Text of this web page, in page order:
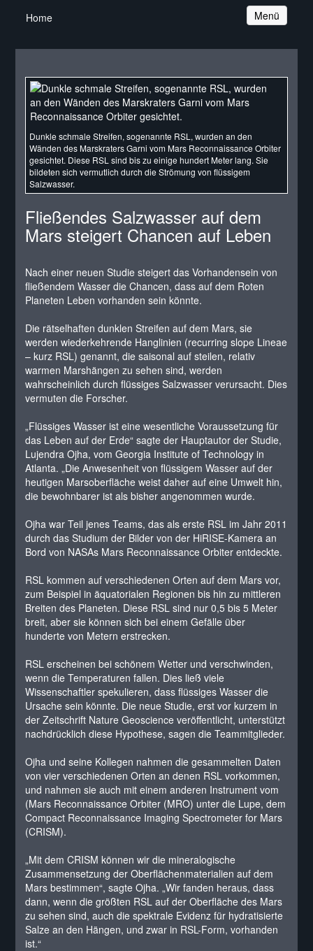
Navigation
Menü
Home
Dunkle schmale Streifen, sogenannte RSL, wurden an den
Wänden des Marskraters Garni vom Mars Reconnaissance Orbiter
gesichtet. Diese RSL sind bis zu einige hundert Meter lang. Sie
bildeten sich vermutlich durch die Strömung von flüssigem
Salzwasser.
Fließendes Salzwasser auf dem
Mars steigert Chancen auf Leben
Nach einer neuen Studie steigert das Vorhandensein von
fließendem Wasser die Chancen, dass auf dem Roten
Planeten Leben vorhanden sein könnte.
Die rätselhaften dunklen Streifen auf dem Mars, sie
werden wiederkehrende Hanglinien (recurring slope Lineae
– kurz RSL) genannt, die saisonal auf steilen, relativ
warmen Marshängen zu sehen sind, werden
wahrscheinlich durch flüssiges Salzwasser verursacht. Dies
vermuten die Forscher.
„Flüssiges Wasser ist eine wesentliche Voraussetzung für
das Leben auf der Erde“ sagte der Hauptautor der Studie,
Lujendra Ojha, vom Georgia Institute of Technology in
Atlanta. „Die Anwesenheit von flüssigem Wasser auf der
heutigen Marsoberfläche weist daher auf eine Umwelt hin,
die bewohnbarer ist als bisher angenommen wurde.
Ojha war Teil jenes Teams, das als erste RSL im Jahr 2011
durch das Studium der Bilder von der HiRISE-Kamera an
Bord von NASAs Mars Reconnaissance Orbiter entdeckte.
RSL kommen auf verschiedenen Orten auf dem Mars vor,
zum Beispiel in äquatorialen Regionen bis hin zu mittleren
Breiten des Planeten. Diese RSL sind nur 0,5 bis 5 Meter
breit, aber sie können sich bei einem Gefälle über
hunderte von Metern erstrecken.
RSL erscheinen bei schönem Wetter und verschwinden,
wenn die Temperaturen fallen. Dies ließ viele
Wissenschaftler spekulieren, dass flüssiges Wasser die
Ursache sein könnte. Die neue Studie, erst vor kurzem in
der Zeitschrift Nature Geoscience veröffentlicht, unterstützt
nachdrücklich diese Hypothese, sagen die Teammitglieder.
Ojha und seine Kollegen nahmen die gesammelten Daten
von vier verschiedenen Orten an denen RSL vorkommen,
und nahmen sie auch mit einem anderen Instrument vom
(Mars Reconnaissance Orbiter (MRO) unter die Lupe, dem
Compact Reconnaissance Imaging Spectrometer for Mars
(CRISM).
„Mit dem CRISM können wir die mineralogische
Zusammensetzung der Oberflächenmaterialien auf dem
Mars bestimmen“, sagte Ojha. „Wir fanden heraus, dass
dann, wenn die größten RSL auf der Oberfläche des Mars
zu sehen sind, auch die spektrale Evidenz für hydratisierte
Salze an den Hängen, und zwar in RSL-Form, vorhanden
ist.“